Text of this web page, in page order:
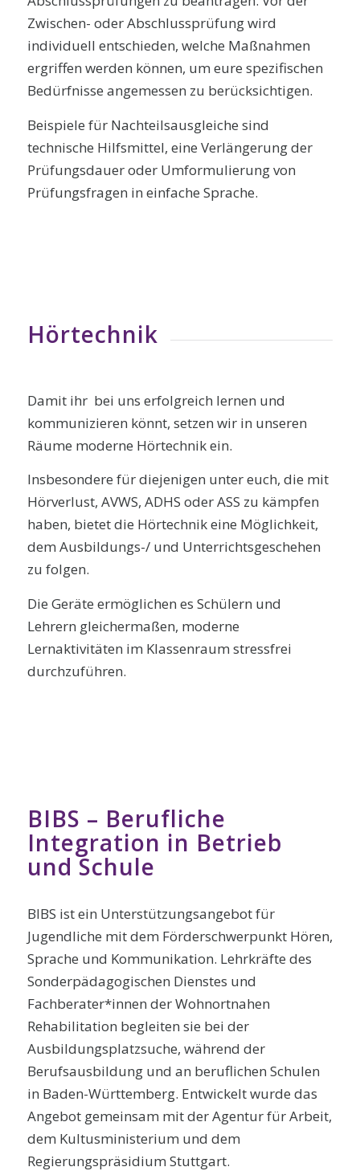
Zwischen- oder Abschlussprüfung wird
individuell entschieden, welche Maßnahmen
ergriffen werden können, um eure spezifischen
Bedürfnisse angemessen zu berücksichtigen.
Beispiele für Nachteilsausgleiche sind
technische Hilfsmittel, eine Verlängerung der
Prüfungsdauer oder Umformulierung von
Prüfungsfragen in einfache Sprache.
Hörtechnik
Damit ihr bei uns erfolgreich lernen und
kommunizieren könnt, setzen wir in unseren
Räume moderne Hörtechnik ein.
Insbesondere für diejenigen unter euch, die mit
Hörverlust, AVWS, ADHS oder ASS zu kämpfen
haben, bietet die Hörtechnik eine Möglichkeit,
dem Ausbildungs-/ und Unterrichtsgeschehen
zu folgen.
Die Geräte ermöglichen es Schülern und
Lehrern gleichermaßen, moderne
Lernaktivitäten im Klassenraum stressfrei
durchzuführen.
BIBS – Berufliche
Integration in Betrieb
und Schule
BIBS ist ein Unterstützungsangebot für
Jugendliche mit dem Förderschwerpunkt Hören,
Sprache und Kommunikation. Lehrkräfte des
Sonderpädagogischen Dienstes und
Fachberater*innen der Wohnortnahen
Rehabilitation begleiten sie bei der
Ausbildungsplatzsuche, während der
Berufsausbildung und an beruflichen Schulen
in Baden-Württemberg. Entwickelt wurde das
Angebot gemeinsam mit der Agentur für Arbeit,
dem Kultusministerium und dem
Regierungspräsidium Stuttgart.